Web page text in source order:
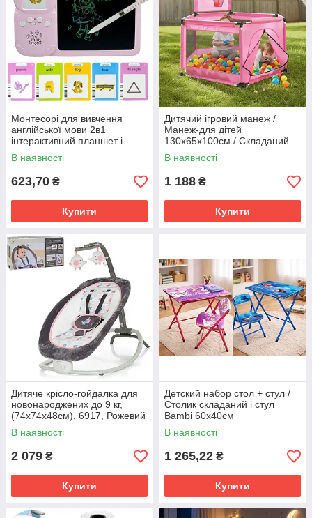
Монтесорі для вивчення
англійської мови 2в1
інтерактивний планшет і
кольорова LCD дошка для
малювання 224 слів мишка
В наявності
623,70 ₴
Купити
Дитячий ігровий манеж /
Манеж-для дітей
130х65х100см / Складаний
дитячий манеж з
баскетбольним кільцем
В наявності
1 188 ₴
Купити
Дитяче крісло-гойдалка для
новонароджених до 9 кг,
(74х74х48см), 6917, Рожевий
В наявності
2 079 ₴
Купити
Детский набор стол + стул /
Столик складаний і стул
Bambi 60х40см
В наявності
1 265,22 ₴
Купити